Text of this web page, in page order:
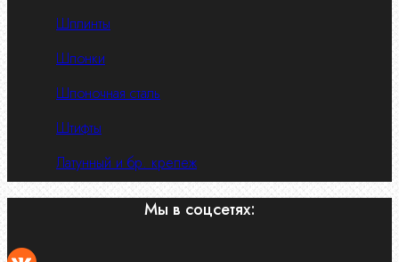
Шплинты
Шпонки
Шпоночная сталь
Штифты
Латунный и бр. крепеж
Мы в соцсетях: